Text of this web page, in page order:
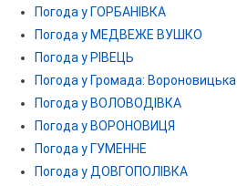
Погода у ГОРБАНІВКА
Погода у МЕДВЕЖЕ ВУШКО
Погода у РІВЕЦЬ
Погода у Громада: Вороновицька
Погода у ВОЛОВОДІВКА
Погода у ВОРОНОВИЦЯ
Погода у ГУМЕННЕ
Погода у ДОВГОПОЛІВКА